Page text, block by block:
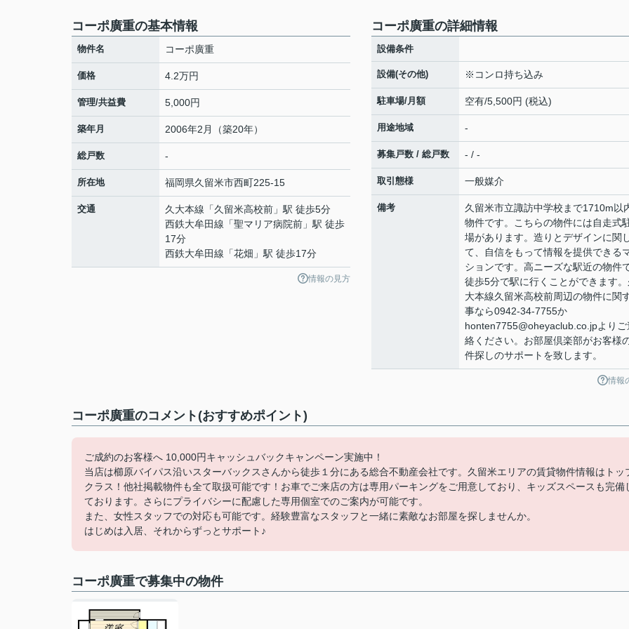
コーポ廣重の基本情報
物件名 コーポ廣重
価格 4.2万円
管理/共益費 5,000円
築年月 2006年2月（築20年）
総戸数 -
所在地 福岡県久留米市西町225-15
交通 久大本線 「久留米高校前 」駅 徒歩5分
西鉄大牟田線 「聖マリア病院前 」駅 徒歩
17分
西鉄大牟田線 「花畑 」駅 徒歩17分
情報の見方
コーポ廣重の詳細情報
設備条件
設備(その他) ※コンロ持ち込み
駐車場/月額 空有/5,500円 (税込)
用途地域 -
募集戸数 / 総戸数 - / -
取引態様 一般媒介
備考
久留米市立諏訪中学校まで1710m以
物件です。こちらの物件には自走式
場があります。造りとデザインに関
て、自信をもって情報を提供できる
ションです。高ニーズな駅近の物件で
徒歩5分で駅に行くことができます。
大本線久留米高校前周辺の物件に関
事なら0942-34-7755か
honten7755@oheyaclub.co.jpよりご
絡ください。お部屋倶楽部がお客様
件探しのサポートを致します。
情報
コーポ廣重のコメント(おすすめポイント)
ご成約のお客様へ 10,000円キャッシュバックキャンペーン実施中！
当店は櫛原バイパス沿いスターバックスさんから徒歩１分にある総合不動産会社です。久留米エリアの賃貸物件情報はトッ
クラス！他社掲載物件も全て取扱可能です！お車でご来店の方は専用パーキングをご用意しており、キッズスペースも完備
ております。さらにプライバシーに配慮した専用個室でのご案内が可能です。
また、女性スタッフでの対応も可能です。経験豊富なスタッフと一緒に素敵なお部屋を探しませんか。
はじめは入居、それからずっとサポート♪
コーポ廣重で募集中の物件